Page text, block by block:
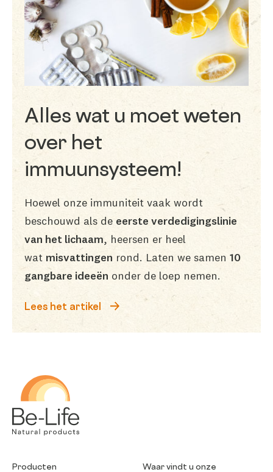
Alles wat u moet weten
over het
immuunsysteem!
Hoewel onze immuniteit vaak wordt
beschouwd als de eerste verdedigingslinie
van het lichaam, heersen er heel
wat misvattingen rond. Laten we samen 10
gangbare ideeën onder de loep nemen.
Lees het artikel
Producten Waar vindt u onze